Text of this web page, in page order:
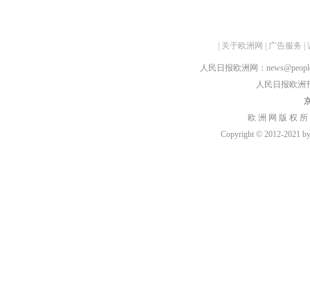
关于欧洲网 广告服务
人民日报欧洲网：
人民日报欧洲
欧 洲 网 版 权
Copyright © 2012-2021